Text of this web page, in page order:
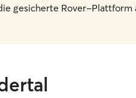
gesicherte Rover-Plattform